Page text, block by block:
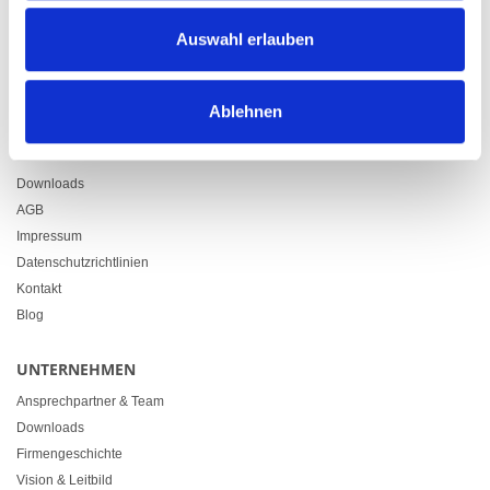
Auswahl erlauben
Ablehnen
+41 71 914 84 84
LINKS
Downloads
AGB
Impressum
Datenschutzrichtlinien
Kontakt
Blog
UNTERNEHMEN
Ansprechpartner & Team
Downloads
Firmengeschichte
Vision & Leitbild